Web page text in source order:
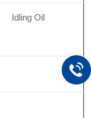
Idling Oil